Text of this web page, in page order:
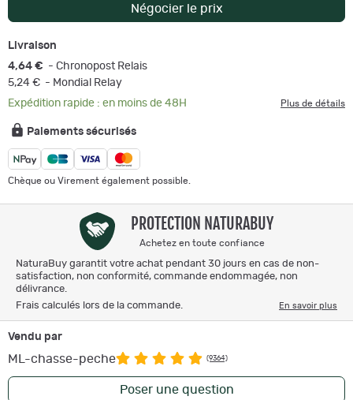
Négocier le prix
Livraison
4,64 € - Chronopost Relais
5,24 € - Mondial Relay
Expédition rapide : en moins de 48H
Plus de détails
Paiements sécurisés
Chèque ou Virement également possible.
PROTECTION NATURABUY
Achetez en toute confiance
NaturaBuy garantit votre achat pendant 30 jours en cas de non-
satisfaction, non conformité, commande endommagée, non
délivrance.
Frais calculés lors de la commande.
En savoir plus
Vendu par
ML-chasse-peche (9364)
Poser une question